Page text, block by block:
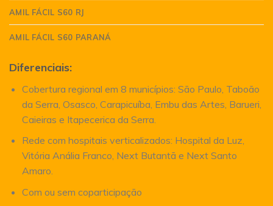
AMIL FÁCIL S60 RJ
AMIL FÁCIL S60 PARANÁ
Diferenciais:
Cobertura regional em 8 municípios: São Paulo, Taboão
da Serra, Osasco, Carapicuíba, Embu das Artes, Barueri,
Caieiras e Itapecerica da Serra.
Rede com hospitais verticalizados: Hospital da Luz,
Vitória Anália Franco, Next Butantã e Next Santo
Amaro.
Com ou sem coparticipação